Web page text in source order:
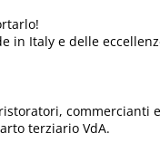
in Italy e delle
commercianti
terziario VdA.